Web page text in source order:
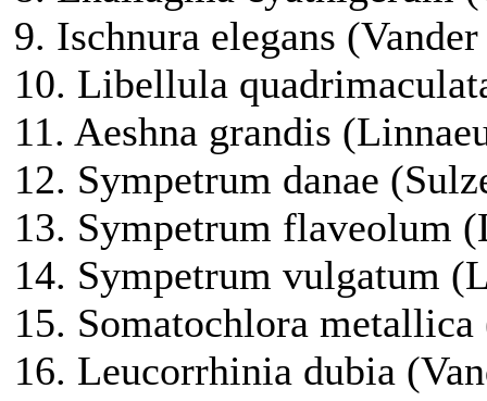
9. Ischnura elegans
10. Libellula
11. Aeshna grandis
12. Sympetrum danae
13. Sympetrum flaveolum
14. Sympetrum vulgatum
15. Somatochlora
16. Leucorrhinia dubia